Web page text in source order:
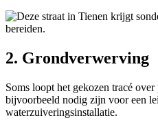
2. Grondverwerving
Soms loopt het gekozen tracé
bijvoorbeeld nodig zijn voor een
waterzuiveringsinstallatie.